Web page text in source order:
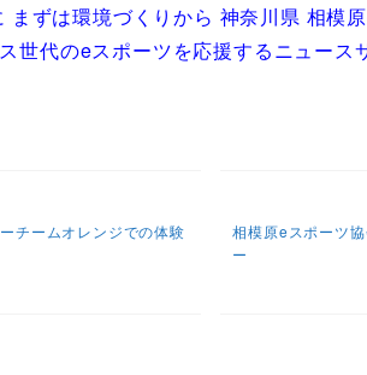
まずは環境づくりから 神奈川県 相模
世代のeスポーツを応援するニュース
チームオレンジでの体験
相模原eスポーツ
ー